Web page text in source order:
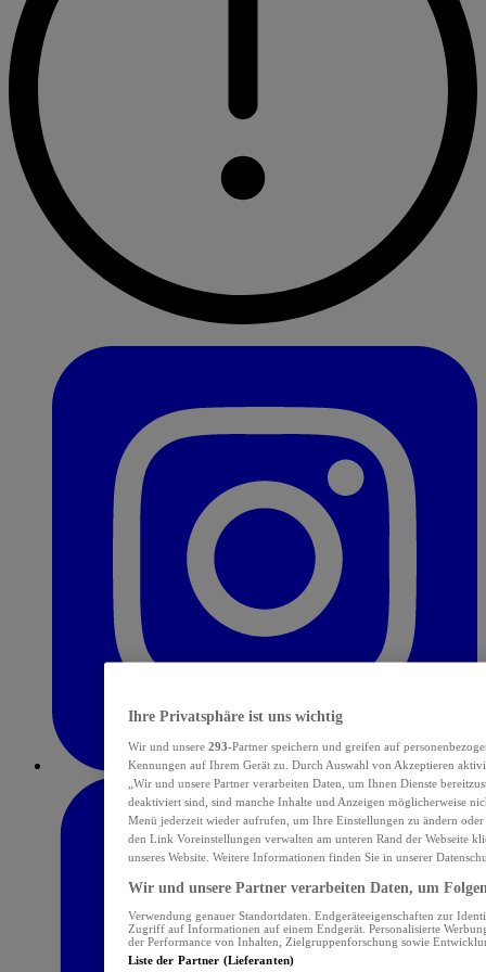
Ihre Privatsphäre ist uns wichtig
Wir und unsere 293-Partner speichern und greifen auf
Kennungen auf Ihrem Gerät zu. Durch Auswahl von Akzeptieren
„Wir und unsere Partner verarbeiten Daten, um Ihnen Dienste
deaktiviert sind, sind manche Inhalte und Anzeigen möglicherweise
Menü jederzeit wieder aufrufen, um Ihre Einstellungen zu ändern
den Link Voreinstellungen verwalten am unteren Rand der Webseite
unseres Website. Weitere Informationen finden Sie in unserer
Wir und unsere Partner verarbeiten Daten, um
Verwendung genauer Standortdaten. Endgeräteeigenschaften zur
Zugriff auf Informationen auf einem Endgerät. Personalisierte
der Performance von Inhalten, Zielgruppenforschung sowie
Liste der Partner (Lieferanten)